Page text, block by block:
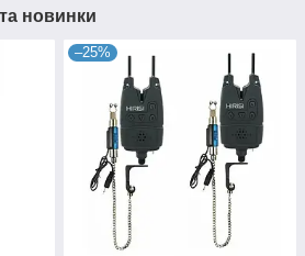
новинки
–25%